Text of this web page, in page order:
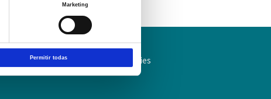
Marketing
Permitir todas
Política de Privacidad
Política de cookies